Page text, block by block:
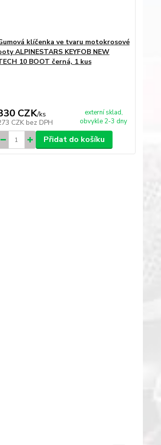
klíčenka ve tvaru motokrosové
ALPINESTARS KEYFOB NEW
10 BOOT černá, 1 kus
CZK/ks
CZK bez DPH
externí sklad,
obvykle 2-3 dny
Přidat do košíku